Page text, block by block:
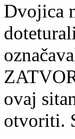
Dvojica
ovaj
otvoriti.